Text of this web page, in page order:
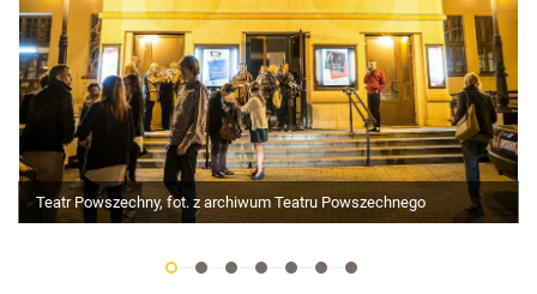
Teatr Powszechny, fot. z archiwum Teatru Powszechnego